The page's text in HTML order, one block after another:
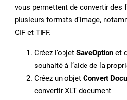
vous permettent de convertir des
plusieurs formats d’image,
GIF et TIFF.
Créez l’objet SaveOption et
souhaité à l’aide de la
Créez un objet Convert
convertir XLT document